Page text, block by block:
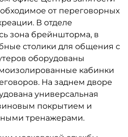
от переговорных
В отделе
зона брейншторма, в
столики для общения с
оборудованы
кабинки
На заднем дворе
универсальная
покрытием и
тренажерами.